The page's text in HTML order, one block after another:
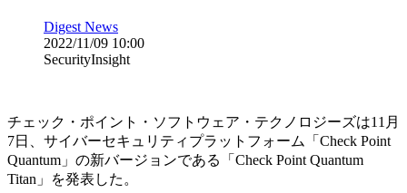
Digest News
2022/11/09 10:00
SecurityInsight
チェック・ポイント・ソフトウェア・テクノロジーズは11月
7日、サイバーセキュリティプラットフォーム「Check Point
Quantum」の新バージョンである「Check Point Quantum
Titan」を発表した。